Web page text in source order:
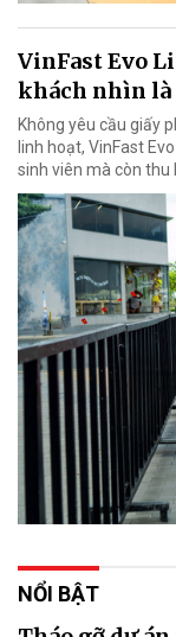
VinFast Evo
khách nhìn là
Không yêu cầu giấy
linh hoạt, VinFast
sinh viên mà còn thu
NỔI BẬT